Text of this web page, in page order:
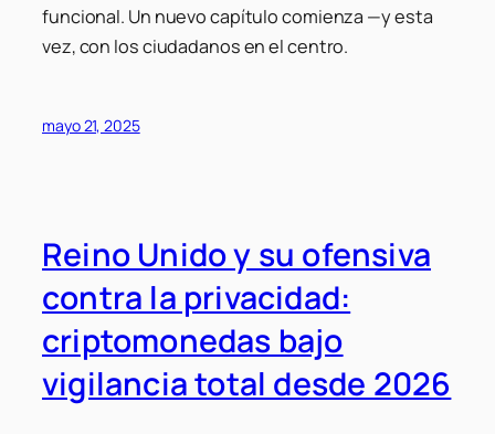
funcional. Un nuevo capítulo comienza —y esta
vez, con los ciudadanos en el centro.
mayo 21, 2025
Reino Unido y su ofensiva
contra la privacidad:
criptomonedas bajo
vigilancia total desde 2026